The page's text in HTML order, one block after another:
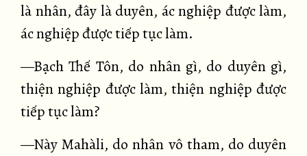
là nhân, đây là duyên, ác nghiệp được làm,
ác nghiệp được tiếp tục làm.
—Bạch Thế Tôn, do nhân gì, do duyên gì,
thiện nghiệp được làm, thiện nghiệp được
tiếp tục làm?
—Này Mahàli, do nhân vô tham, do duyên